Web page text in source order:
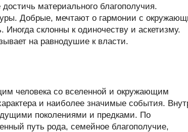
материального благополучия.
Добрые, мечтают о гармонии с
склонны к одиночеству и аскетизму.
на равнодушие к власти.
человека со вселенной и окружающим
и наиболее значимые события.
поколениями и предками. По
путь рода, семейное благополучие,